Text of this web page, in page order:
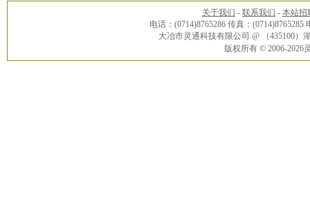
关于我们 - 联系我们 - 本站招
电话：(0714)8765286 传真：(0714)8765285
大冶市灵通科技有限公司 @ （435100
版权所有 © 2006-2026